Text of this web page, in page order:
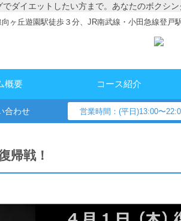
ダイエットしたい方まで。あなたのボクシン
ヶ丘遊園駅徒歩３分、JR南武線・小田急線登戸
概要 コース紹介
合わせ 営業時間：(平日)13:00〜
帰戦！